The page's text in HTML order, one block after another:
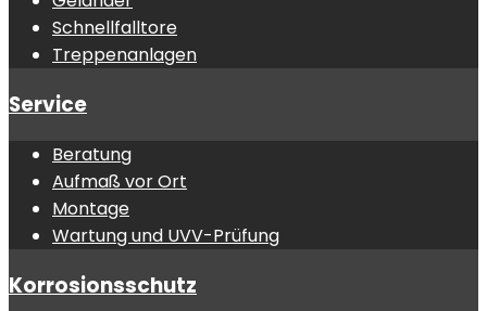
Schnellfalltore
Treppenanlagen
Service
Beratung
Aufmaß vor Ort
Montage
Wartung und UVV-Prüfung
Korrosionsschutz